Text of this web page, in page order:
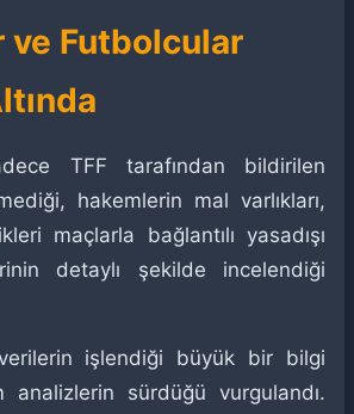
ve Futbolcular
TFF tarafından bildirilen
hakemlerin mal varlıkları,
maçlarla bağlantılı yasadışı
detaylı şekilde incelendiği
işlendiği büyük bir bilgi
analizlerin sürdüğü vurgulandı.